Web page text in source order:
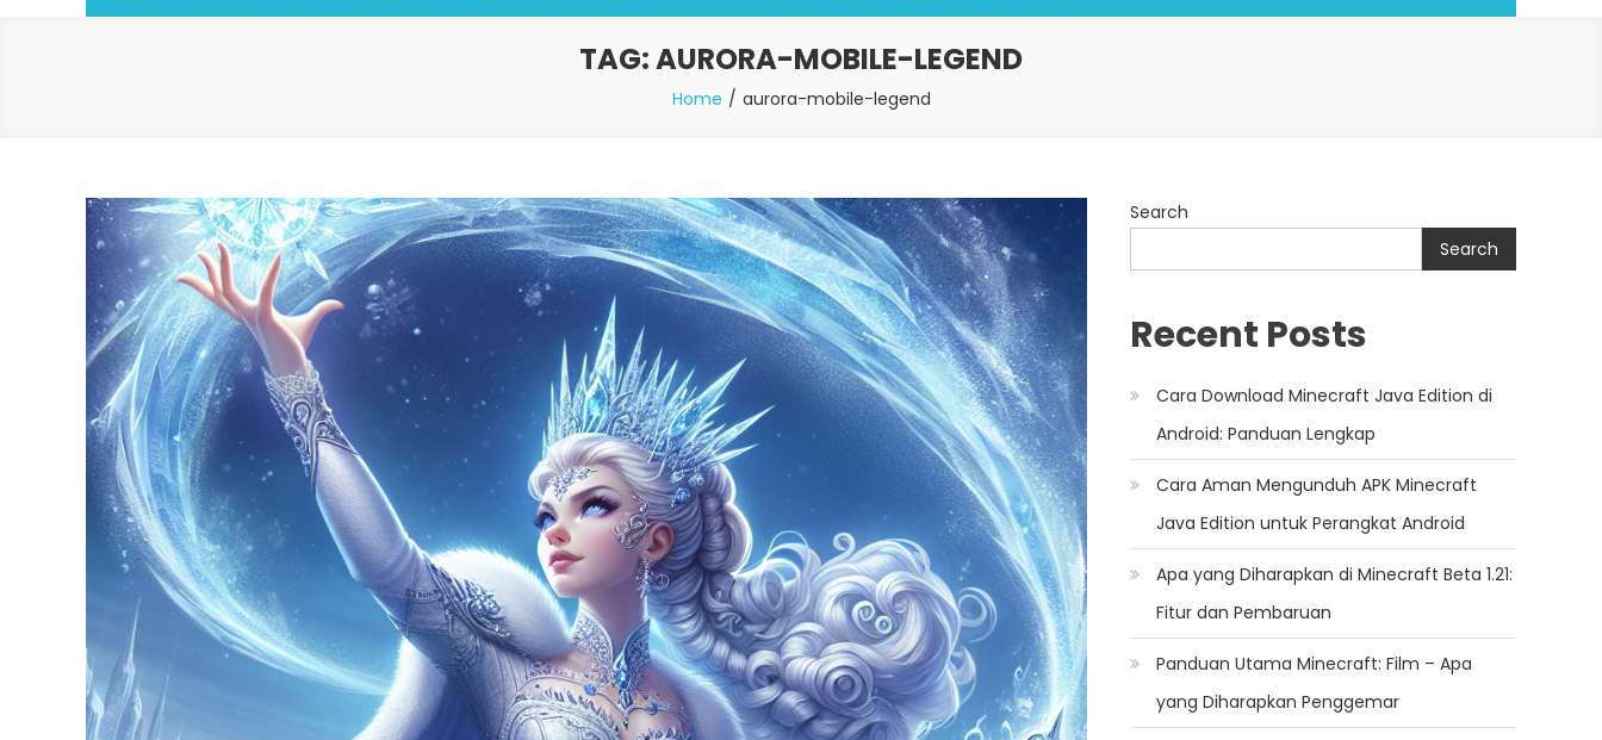
TAG:AURORA-MOBILE-LEGEND
Home aurora-mobile-legend
Search
Search
Recent Posts
Cara Download Minecraft Java Edition di
Android: Panduan Lengkap
Cara Aman Mengunduh APK Minecraft
Java Edition untuk Perangkat Android
Apa yang Diharapkan di Minecraft Beta 1.21:
Fitur dan Pembaruan
Panduan Utama Minecraft: Film – Apa
yang Diharapkan Penggemar